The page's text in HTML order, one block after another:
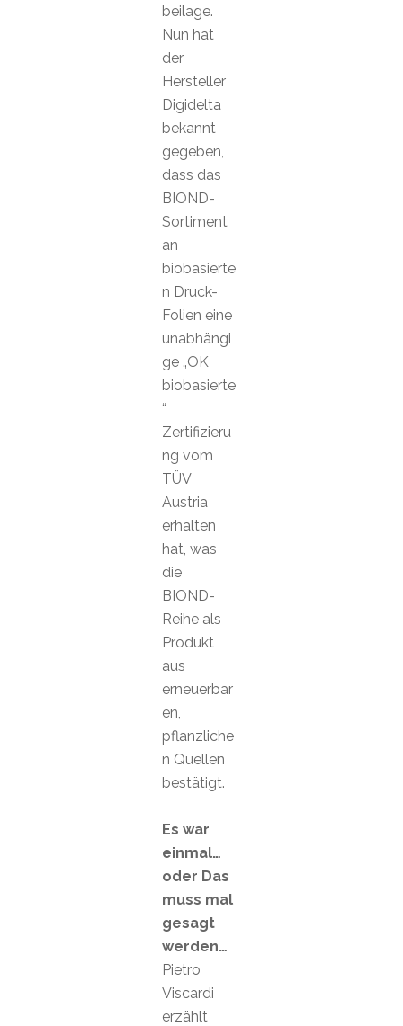
beilage.
Nun hat
der
Hersteller
Digidelta
bekannt
gegeben,
dass das
BIOND-
Sortiment
an
biobasierte
n Druck-
Folien eine
unabhängi
ge „OK
biobasierte
“
Zertifizieru
ng vom
TÜV
Austria
erhalten
hat, was
die
BIOND-
Reihe als
Produkt
aus
erneuerbar
en,
pflanzliche
n Quellen
bestätigt.
Es war
einmal…
oder Das
muss mal
gesagt
werden…
Pietro
Viscardi
erzählt